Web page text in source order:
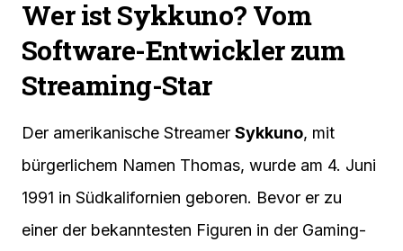
Wer ist Sykkuno? Vom
Software-Entwickler zum
Streaming-Star
Der amerikanische Streamer Sykkuno, mit
bürgerlichem Namen Thomas, wurde am 4. Juni
1991 in Südkalifornien geboren. Bevor er zu
einer der bekanntesten Figuren in der Gaming-